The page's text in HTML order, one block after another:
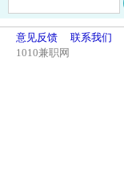
意见反馈 联系我们
1010兼职网